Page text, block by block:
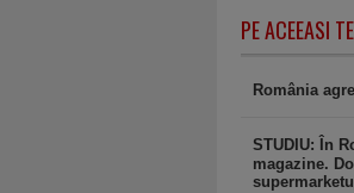
PE ACEEASI
România
STUDIU: În
magazine.